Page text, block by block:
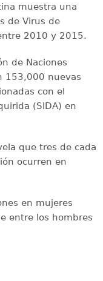
muestra una
de Virus de
2010 y 2015.
de Naciones
153,000 nuevas
con el
(SIDA) en
que tres de cada
ocurren en
en mujeres
entre los hombres